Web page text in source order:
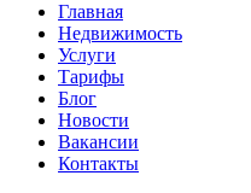
Главная
Недвижимость
Услуги
Тарифы
Блог
Новости
Вакансии
Контакты